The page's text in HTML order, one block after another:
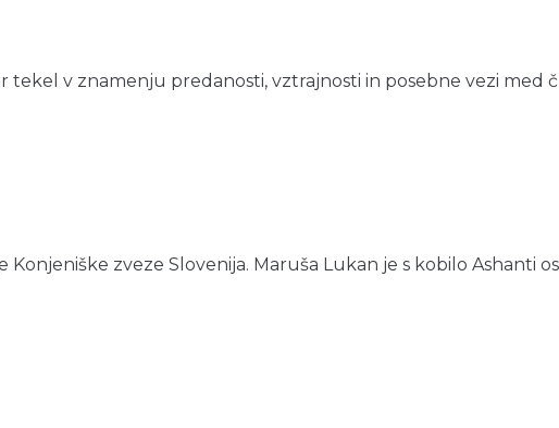
v znamenju predanosti, vztrajnosti in posebne vezi med
zveze Slovenija. Maruša Lukan je s kobilo Ashanti